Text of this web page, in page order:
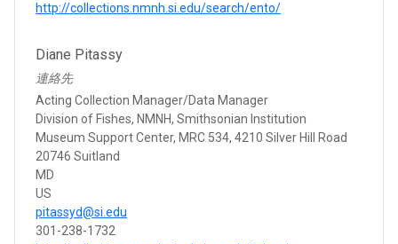
http://collections.nmnh.si.edu/search/ento/
Diane Pitassy
連絡先
Acting Collection Manager/Data Manager
Division of Fishes, NMNH, Smithsonian Institution
Museum Support Center, MRC 534, 4210 Silver Hill Road
20746 Suitland
MD
US
pitassyd@si.edu
301-238-1732